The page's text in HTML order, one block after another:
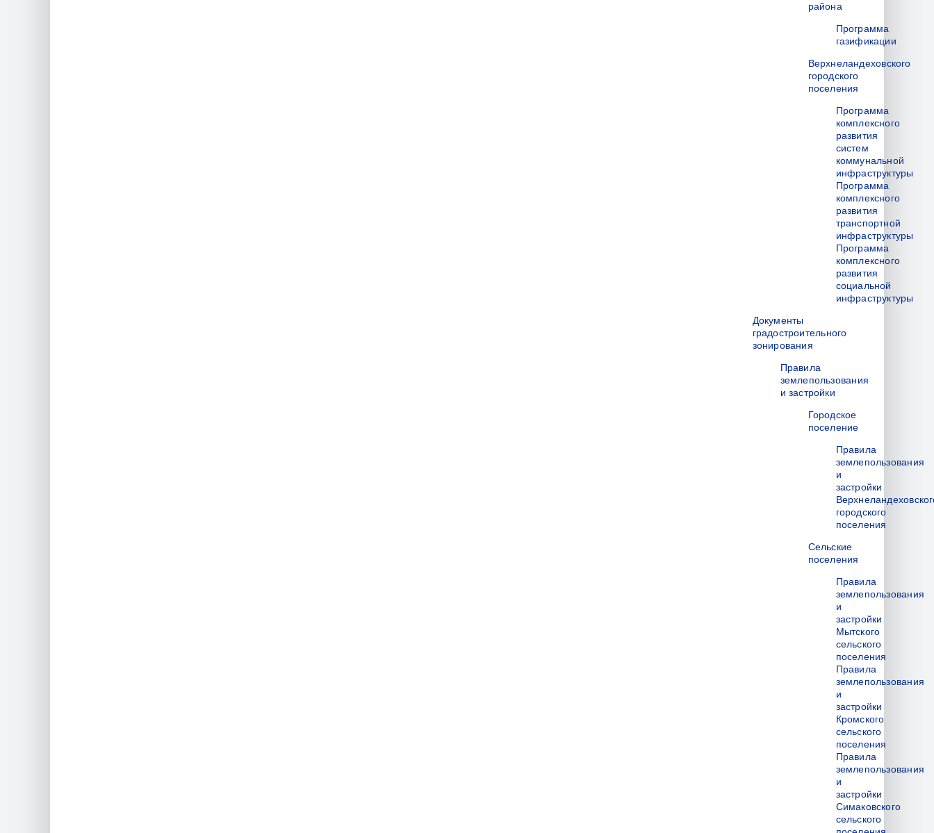
района
Программа
газификации
Верхнеландеховского
городского
поселения
Программа
комплексного
развития
систем
коммунальной
инфраструктуры
Программа
комплексного
развития
транспортной
инфраструктуры
Программа
комплексного
развития
социальной
инфраструктуры
Документы
градостроительного
зонирования
Правила
землепользования
и застройки
Городское
поселение
Правила
землепользования
и
застройки
городского
поселения
Сельские
поселения
Правила
землепользования
и
застройки
Мытского
сельского
поселения
Правила
землепользования
и
застройки
Кромского
сельского
поселения
Правила
землепользования
и
застройки
Симаковского
сельского